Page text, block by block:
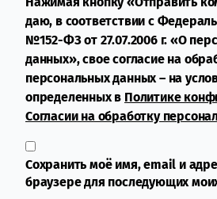
даю, в соответствии с
№152-ФЗ от 27.07.2006 г. «О
данных», свое согласие на
персональных данных – на
определенных в Политике
Согласии на обработку
Сохранить моё имя, email и
браузере для последующих